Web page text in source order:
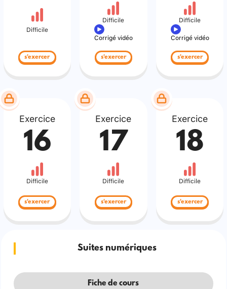
Difficile
s'exercer
Difficile
Corrigé vidéo
s'exercer
Difficile
Corrigé vidéo
s'exercer
Exercice
16
Difficile
s'exercer
Exercice
17
Difficile
s'exercer
Exercice
18
Difficile
s'exercer
Suites numériques
Fiche de cours